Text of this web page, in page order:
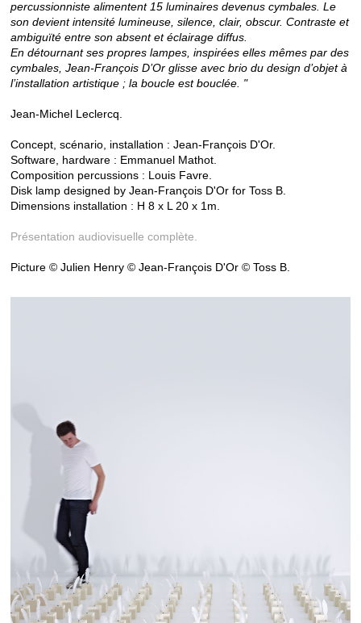
percussionniste alimentent 15 luminaires devenus cymbales. Le
son devient intensité lumineuse, silence, clair, obscur. Contraste et
ambiguïté entre son absent et éclairage diffus.
En détournant ses propres lampes, inspirées elles mêmes par des
cymbales, Jean-François D’Or glisse avec brio du design d’objet à
l’installation artistique ; la boucle est bouclée. "
Jean-Michel Leclercq.
Concept, scénario, installation : Jean-François D'Or.
Software, hardware : Emmanuel Mathot.
Composition percussions : Louis Favre.
Disk lamp designed by Jean-François D'Or for Toss B.
Dimensions installation : H 8 x L 20 x 1m.
Présentation audiovisuelle complète.
Picture © Julien Henry © Jean-François D'Or © Toss B.